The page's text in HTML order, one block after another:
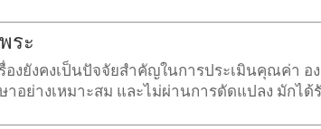
ระ
องยังคงเป็นปัจจัยสำคัญในการประเมินคุณค่า อ
าอย่างเหมาะสม และไม่ผ่านการดัดแปลง มักไ